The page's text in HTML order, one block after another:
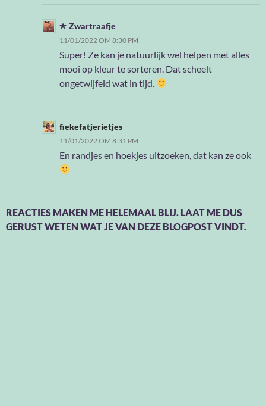
Zwartraafje
11/01/2022 OM 8:30 PM
Super! Ze kan je natuurlijk wel helpen met alles
mooi op kleur te sorteren. Dat scheelt
ongetwijfeld wat in tijd.
fiekefatjerietjes
11/01/2022 OM 8:31 PM
En randjes en hoekjes uitzoeken, dat kan ze ook
REACTIES MAKEN ME HELEMAAL BLIJ. LAAT ME DUS
GERUST WETEN WAT JE VAN DEZE BLOGPOST VINDT.